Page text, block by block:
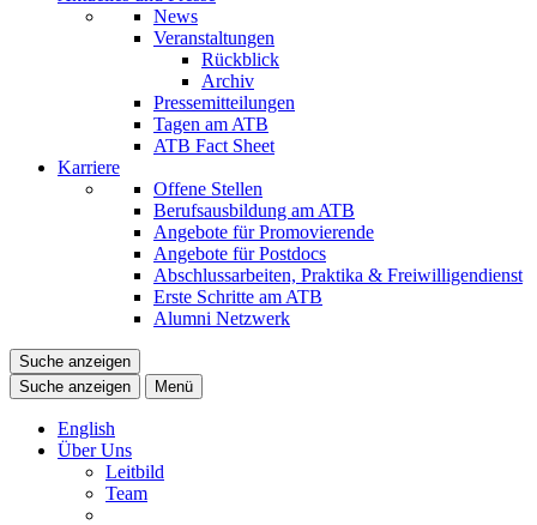
News
Veranstaltungen
Rückblick
Archiv
Pressemitteilungen
Tagen am ATB
ATB Fact Sheet
Karriere
Offene Stellen
Berufsausbildung am ATB
Angebote für Promovierende
Angebote für Postdocs
Abschlussarbeiten, Praktika & Freiwilligendienst
Erste Schritte am ATB
Alumni Netzwerk
Suche anzeigen
Suche anzeigen
Menü
English
Über Uns
Leitbild
Team